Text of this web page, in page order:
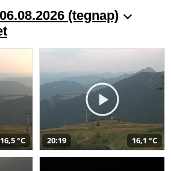
(tegnap)
16,5 °C 20:19 16,1 °C